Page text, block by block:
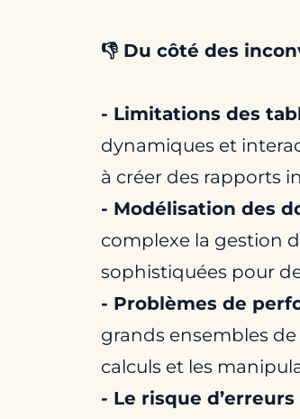
👎 Du côté des
- Limitations des
dynamiques et
à créer des rapports
- Modélisation des
complexe la gestion
sophistiquées pour
- Problèmes de
grands ensembles
calculs et les
- Le risque d’erreurs